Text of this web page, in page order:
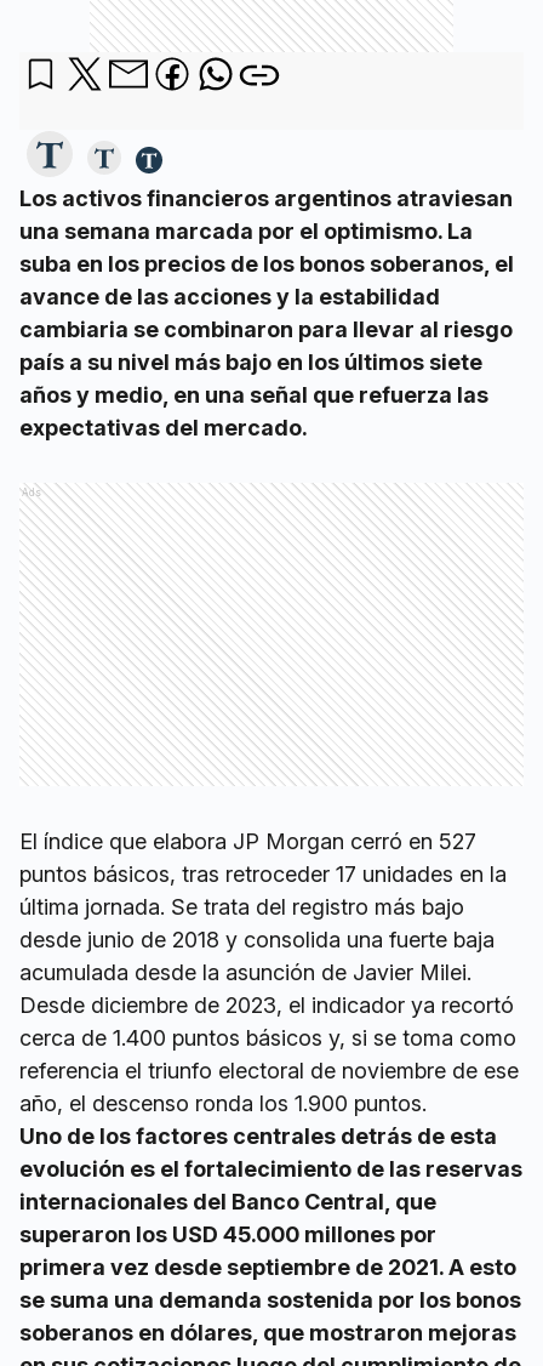
Los activos financieros argentinos atraviesan
una semana marcada por el optimismo. La
suba en los precios de los bonos soberanos, el
avance de las acciones y la estabilidad
cambiaria se combinaron para llevar al riesgo
país a su nivel más bajo en los últimos siete
años y medio, en una señal que refuerza las
expectativas del mercado.
Ads
El índice que elabora JP Morgan cerró en 527
puntos básicos, tras retroceder 17 unidades en la
última jornada. Se trata del registro más bajo
desde junio de 2018 y consolida una fuerte baja
acumulada desde la asunción de Javier Milei.
Desde diciembre de 2023, el indicador ya recortó
cerca de 1.400 puntos básicos y, si se toma como
referencia el triunfo electoral de noviembre de ese
año, el descenso ronda los 1.900 puntos.
Uno de los factores centrales detrás de esta
evolución es el fortalecimiento de las reservas
internacionales del Banco Central, que
superaron los USD 45.000 millones por
primera vez desde septiembre de 2021. A esto
se suma una demanda sostenida por los bonos
soberanos en dólares, que mostraron mejoras